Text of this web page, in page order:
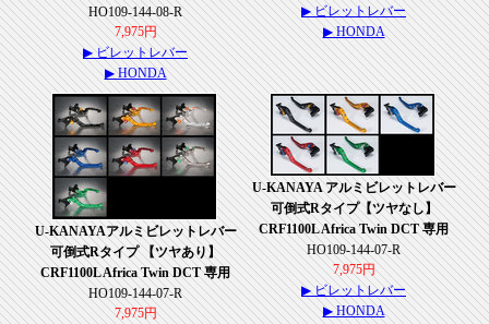
HO109-144-08-R
7,975円
▶ ビレットレバー
▶ HONDA
▶ ビレットレバー
▶ HONDA
U-KANAYAアルミビレットレバー
可倒式Rタイプ 【ツヤあり】
CRF1100L Africa Twin DCT 専用
HO109-144-07-R
7,975円
U-KANAYA アルミビレットレバー
可倒式Rタイプ【ツヤなし】
CRF1100L Africa Twin DCT 専用
HO109-144-07-R
7,975円
▶ ビレットレバー
▶ HONDA